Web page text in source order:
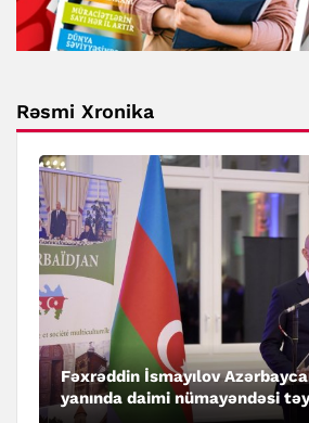
Rəsmi Xronika
Fəxrəddin İsmayılov
yanında daimi nümayəndəsi